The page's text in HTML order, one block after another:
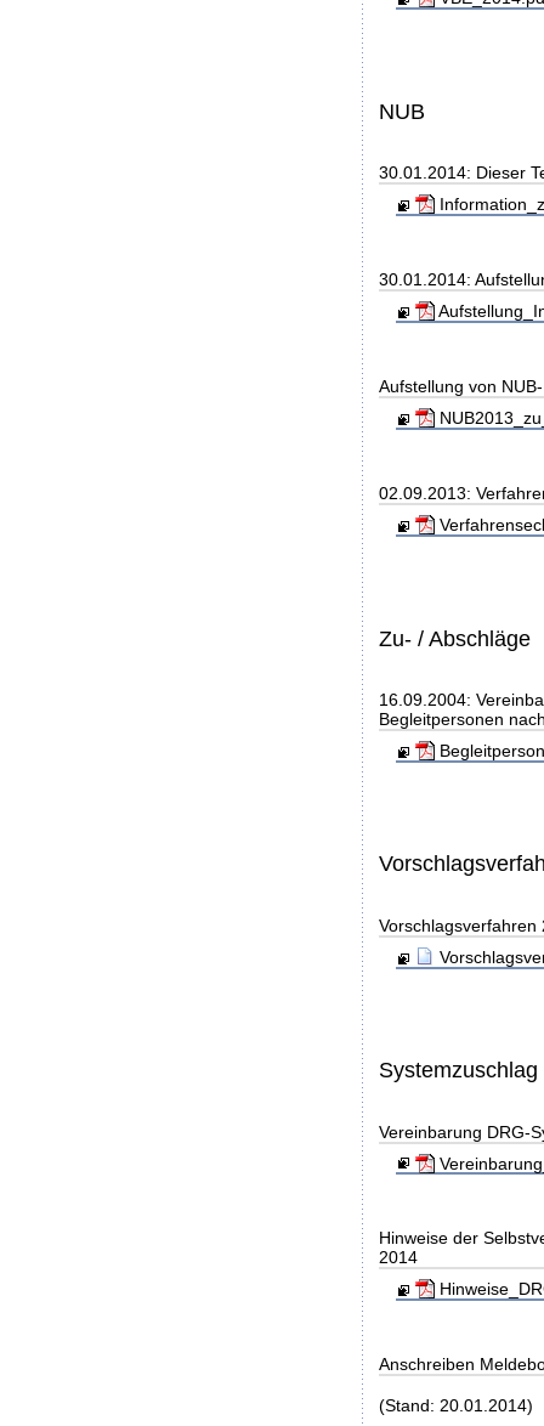
NUB
30.01.2014: Dieser
30.01.2014:
Aufstellung von
02.09.2013:
Zu- / Abschläge
16.09.2004:
Begleitpersonen
Systemzuschlag
Vereinbarung DRG-
Hinweise der
2014
Anschreiben
(Stand: 20.01.2014)